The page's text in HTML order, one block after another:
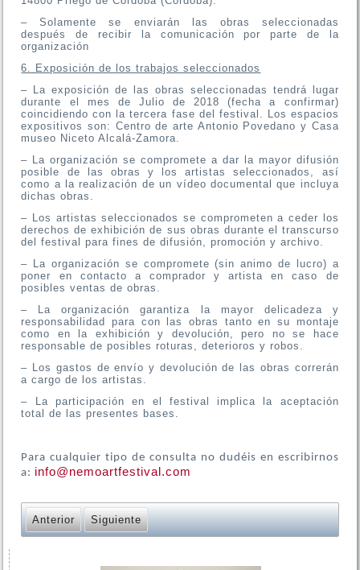
– Solamente se enviarán las obras seleccionadas
después de recibir la comunicación por parte de la
organización
6. Exposición de los trabajos seleccionados
– La exposición de las obras seleccionadas tendrá lugar
durante el mes de Julio de 2018 (fecha a confirmar)
coincidiendo con la tercera fase del festival. Los espacios
expositivos son: Centro de arte Antonio Povedano y Casa
museo Niceto Alcalá-Zamora.
– La organización se compromete a dar la mayor difusión
posible de las obras y los artistas seleccionados, así
como a la realización de un vídeo documental que incluya
dichas obras.
– Los artistas seleccionados se comprometen a ceder los
derechos de exhibición de sus obras durante el transcurso
del festival para fines de difusión, promoción y archivo.
– La organización se compromete (sin animo de lucro) a
poner en contacto a comprador y artista en caso de
posibles ventas de obras.
– La organización garantiza la mayor delicadeza y
responsabilidad para con las obras tanto en su montaje
como en la exhibición y devolución, pero no se hace
responsable de posibles roturas, deterioros y robos.
– Los gastos de envío y devolución de las obras correrán
a cargo de los artistas.
– La participación en el festival implica la aceptación
total de las presentes bases.
Para cualquier tipo de consulta no dudéis en escribirnos
a: info@nemoartfestival.com
Anterior Siguiente